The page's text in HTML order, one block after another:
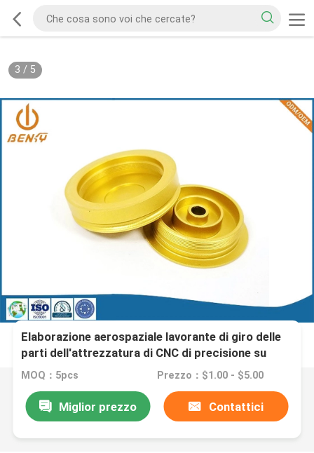
3 / 5
Elaborazione aerospaziale lavorante di giro delle
parti dell'attrezzatura di CNC di precisione su
ordinazione
MOQ：5pcs Prezzo：$1.00 - $5.00
Miglior prezzo Contattici